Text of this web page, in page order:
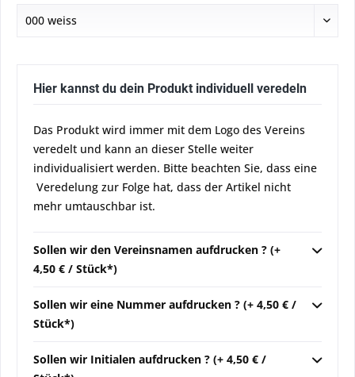
Hier kannst du dein Produkt individuell veredeln
Das Produkt wird immer mit dem Logo des Vereins
veredelt und kann an dieser Stelle weiter
individualisiert werden. Bitte beachten Sie, dass eine
Veredelung zur Folge hat, dass der Artikel nicht
mehr umtauschbar ist.
Sollen wir den Vereinsnamen aufdrucken ? (+
4,50 € / Stück*)
Sollen wir eine Nummer aufdrucken ? (+ 4,50 € /
Stück*)
Sollen wir Initialen aufdrucken ? (+ 4,50 € /